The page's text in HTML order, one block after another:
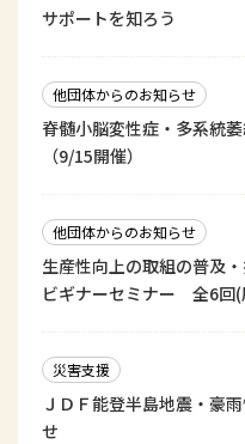
サポートを知ろう
他団体からのお知らせ
脊髄小脳変性症・多系統
（9/15開催）
他団体からのお知らせ
生産性向上の取組の普及
ビギナーセミナー 全6回(
災害支援
ＪＤＦ能登半島地震・豪
せ